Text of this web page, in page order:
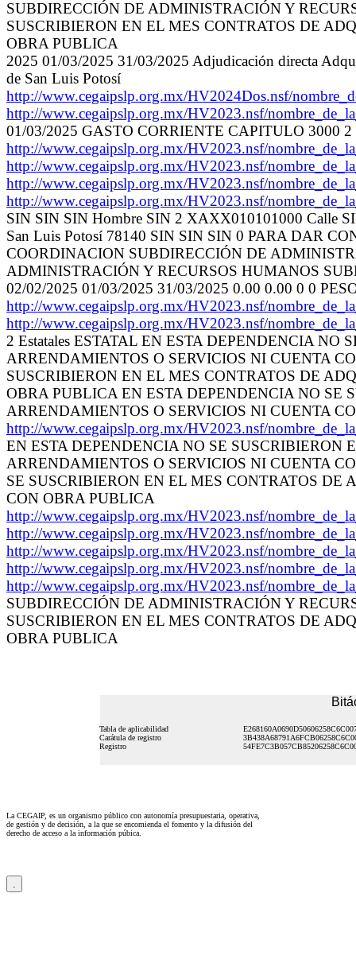
SUBDIRECCIÓN DE ADMINISTRACIÓN Y
SUSCRIBIERON EN EL MES CONTRATOS DE
OBRA PUBLICA
2025 01/03/2025 31/03/2025 Adjudicación directa
de San Luis Potosí
http://www.cegaipslp.org.mx/HV2024Dos.nsf/
http://www.cegaipslp.org.mx/HV2023.nsf/
01/03/2025 GASTO CORRIENTE CAPITULO 3000 2
http://www.cegaipslp.org.mx/HV2023.nsf/
http://www.cegaipslp.org.mx/HV2023.nsf/
http://www.cegaipslp.org.mx/HV2023.nsf/
http://www.cegaipslp.org.mx/HV2023.nsf/
SIN SIN SIN Hombre SIN 2 XAXX010101000 Calle
San Luis Potosí 78140 SIN SIN SIN 0 PARA DAR
COORDINACION SUBDIRECCIÓN DE
ADMINISTRACIÓN Y RECURSOS HUMANOS
02/02/2025 01/03/2025 31/03/2025 0.00 0.00 0 0
http://www.cegaipslp.org.mx/HV2023.nsf/
http://www.cegaipslp.org.mx/HV2023.nsf/
2 Estatales ESTATAL EN ESTA DEPENDENCIA
ARRENDAMIENTOS O SERVICIOS NI CUENTA
SUSCRIBIERON EN EL MES CONTRATOS DE
OBRA PUBLICA EN ESTA DEPENDENCIA NO SE
ARRENDAMIENTOS O SERVICIOS NI CUENTA
http://www.cegaipslp.org.mx/HV2023.nsf/
EN ESTA DEPENDENCIA NO SE SUSCRIBIERON
ARRENDAMIENTOS O SERVICIOS NI CUENTA
SE SUSCRIBIERON EN EL MES CONTRATOS
CON OBRA PUBLICA
http://www.cegaipslp.org.mx/HV2023.nsf/
http://www.cegaipslp.org.mx/HV2023.nsf/
http://www.cegaipslp.org.mx/HV2023.nsf/
http://www.cegaipslp.org.mx/HV2023.nsf/
http://www.cegaipslp.org.mx/HV2023.nsf/
SUBDIRECCIÓN DE ADMINISTRACIÓN Y
SUSCRIBIERON EN EL MES CONTRATOS DE
OBRA PUBLICA
Tabla de aplicabilidad
Carátula de registro
Registro
La CEGAIP, es un organismo público con autonomía presupuestaria, operativa,
de gestión y de decisión, a la que se encomienda el fomento y la difusión del
derecho de acceso a la información púbica.